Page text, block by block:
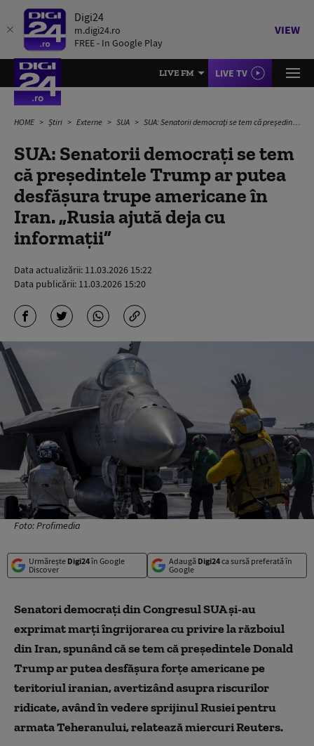
Digi24
m.digi24.ro
FREE - In Google Play
VIEW
LIVE FM LIVE TV
HOME Știri Externe SUA SUA: Senatorii democraţi se tem că preşedintele Trump ar putea desfăşura trupe americane în Iran. „Rusia ajută deja cu informații”
SUA: Senatorii democraţi se tem
că preşedintele Trump ar putea
desfăşura trupe americane în
Iran. „Rusia ajută deja cu
informații”
Data actualizării: 11.03.2026 15:22
Data publicării: 11.03.2026 15:20
Foto: Profimedia
Urmărește Digi24în Google
Discover
Adaugă Digi24ca sursă preferată în
Google
Senatori democraţi din Congresul SUA şi-au
exprimat marţi îngrijorarea cu privire la războiul
din Iran, spunând că se tem că preşedintele Donald
Trump ar putea desfăşura forţe americane pe
teritoriul iranian, avertizând asupra riscurilor
ridicate, având în vedere sprijinul Rusiei pentru
armata Teheranului, relatează miercuri Reuters.